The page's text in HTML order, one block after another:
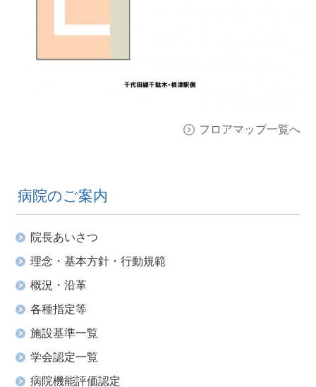
フロアマップ一覧へ
病院のご案内
院長あいさつ
理念・基本方針・行動規範
概況・沿革
各種指定等
施設基準一覧
学会認定一覧
病院機能評価認定